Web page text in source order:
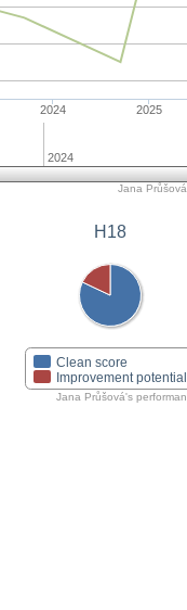
2024 2025
2024
Jana
H18
Clean score
Improvement potential
Jana Průšová's